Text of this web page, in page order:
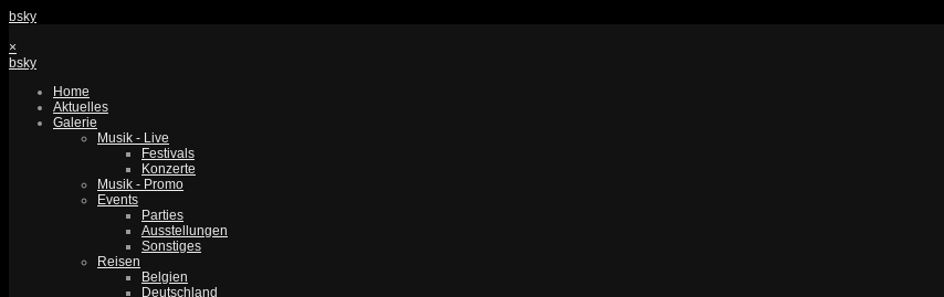
bsky
×
bsky
Home
Aktuelles
Galerie
Musik - Live
Festivals
Konzerte
Musik - Promo
Events
Parties
Ausstellungen
Sonstiges
Reisen
Belgien
Deutschland